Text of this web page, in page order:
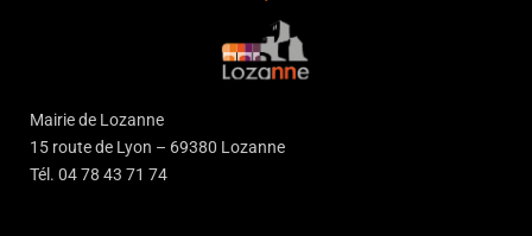
Mairie de Lozanne
15 route de Lyon – 69380 Lozanne
Tél. 04 78 43 71 74